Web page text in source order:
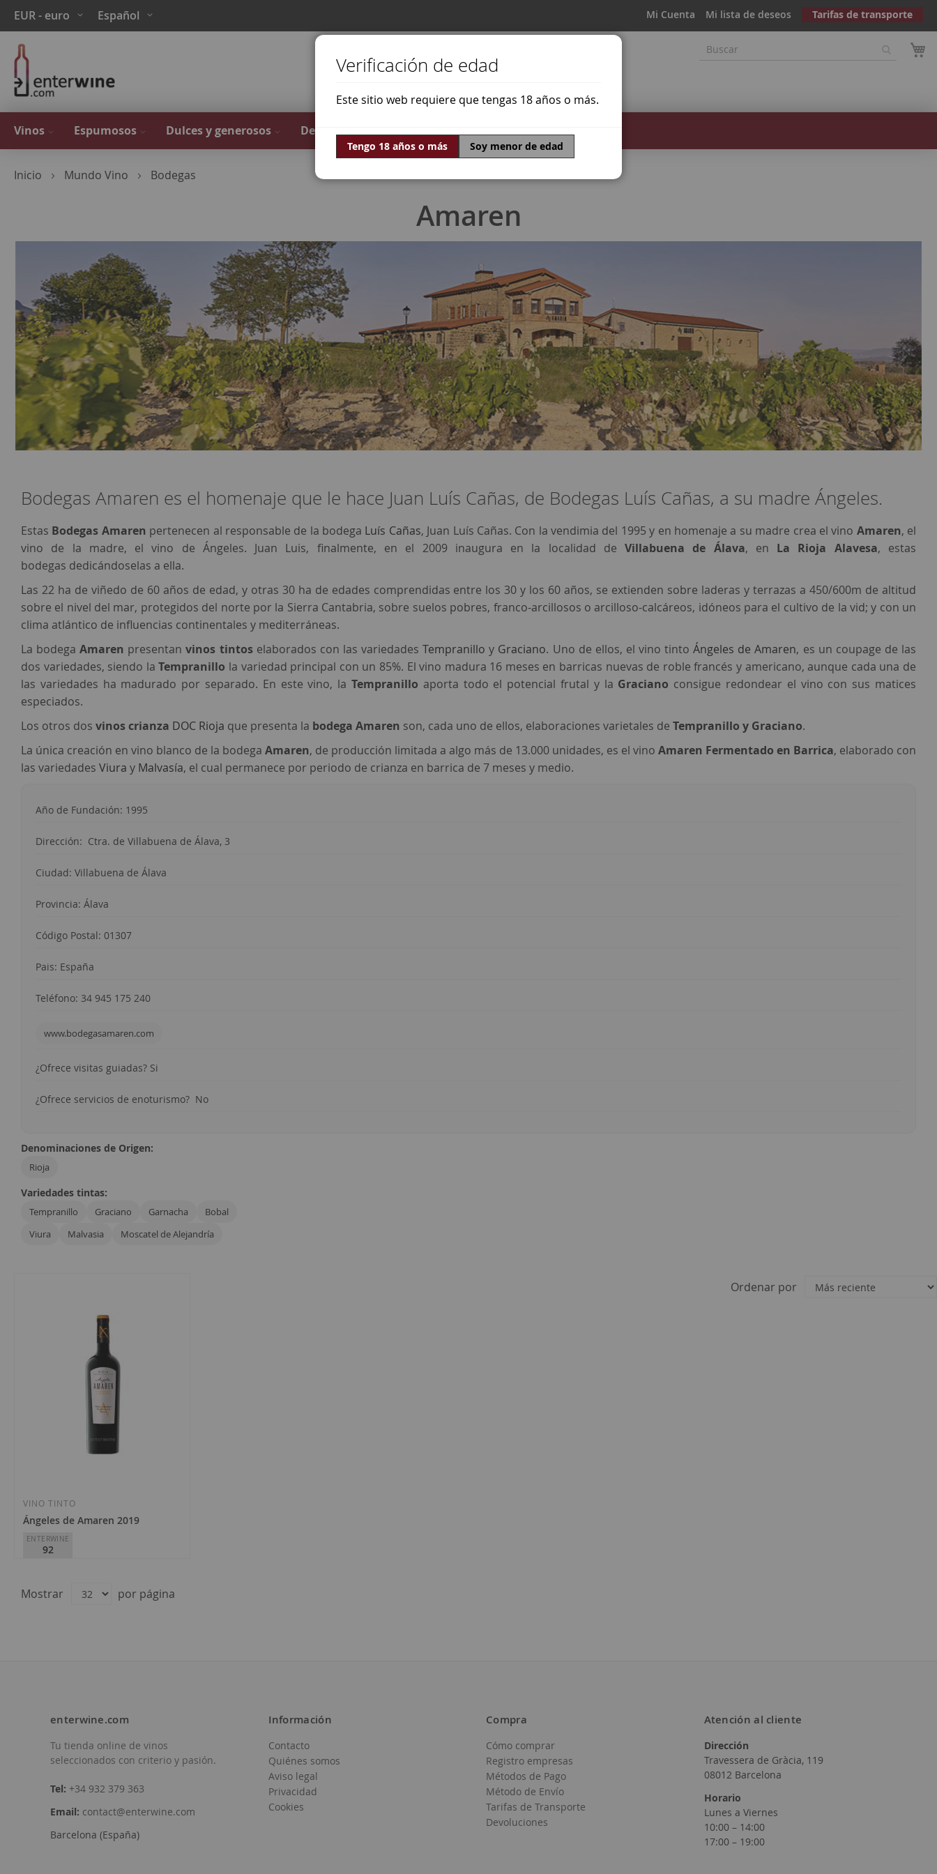
Mi Cuenta Mi lista de deseos Tarifas de transporte
Ir
al
contenido
Moneda
EUR - euro Lenguaje
Español
Vinos Espumosos Dulces y generosos Destilados Ofertas Mundo Vino
Inicio Mundo Vino Bodegas
Amaren
Bodegas Amaren es el homenaje que le hace Juan Luís Cañas, de Bodegas Luís Cañas, a su madre Ángeles.
Estas Bodegas Amaren pertenecen al responsable de la bodega Luís Cañas, Juan Luís Cañas. Con la vendimia del 1995 y en homenaje a su madre crea el vino Amaren, el
vino de la madre, el vino de Ángeles. Juan Luis, finalmente, en el 2009 inaugura en la localidad deVillabuena de Álava, en La Rioja Alavesa, estas
bodegas dedicándoselas a ella.
Las 22 ha de viñedo de 60 años de edad, y otras 30 ha de edades comprendidas entre los 30 y los 60 años, se extienden sobre laderas y terrazas a 450/600m de altitud
sobre el nivel del mar, protegidos del norte por la Sierra Cantabria, sobre suelos pobres, franco-arcillosos o arcilloso-calcáreos, idóneos para el cultivo de la vid; y con un
clima atlántico de influencias continentales y mediterráneas.
La bodega Amaren presentanvinos tintoselaborados con las variedadesTempranillo y Graciano. Uno de ellos, el vino tintoÁngeles de Amaren, es un coupage de las
dos variedades, siendo laTempranillo la variedad principal con un 85%. El vino madura 16 meses en barricas nuevas de roble francés y americano, aunque cada una de
las variedades ha madurado por separado. En este vino, la Tempranillo aporta todo el potencial frutal y la Graciano consigue redondear el vino con sus matices
especiados.
Los otros dos vinos crianza DOC Rioja que presenta la bodega Amaren son, cada uno de ellos, elaboraciones varietales de Tempranillo y Graciano.
La única creación en vino blanco de la bodega Amaren, de producción limitada a algo más de 13.000 unidades, es el vino Amaren Fermentado en Barrica, elaborado con
las variedades Viura y Malvasía, el cual permanece por periodo de crianza en barrica de 7 meses y medio.
Año de Fundación: 1995
Dirección: Ctra. de Villabuena de Álava, 3
Ciudad: Villabuena de Álava
Provincia: Álava
Código Postal: 01307
Pais: España
Teléfono: 34 945 175 240
www.bodegasamaren.com
¿Ofrece visitas guiadas? Si
¿Ofrece servicios de enoturismo? No
Denominaciones de Origen:
Rioja
Variedades tintas:
Tempranillo Graciano Garnacha
Bobal
Viura
Malvasia Moscatel de Alejandría
Ordenar por
VINO TINTO
Ángeles de Amaren 2019
ENTERWINE
92
D.O. Rioja
Añadir
la
Lista
Mostrar por página
enterwine.com
Tu tienda online de vinos
seleccionados con criterio y pasión.
Tel: +34 932 379 363
Email: contact@enterwine.com
Barcelona (España)
Información
Contacto
Quiénes somos
Aviso legal
Privacidad
Cookies
Compra
Cómo comprar
Registro empresas
Métodos de Pago
Método de Envío
Tarifas de Transporte
Devoluciones
Atención al cliente
Dirección
Travessera de Gràcia, 119
08012 Barcelona
Horario
Lunes a Viernes
10:00 – 14:00
17:00 – 19:00
Verificación de edad
Este sitio web requiere que tengas 18 años o más.
Tengo 18 años o más Soy menor de edad